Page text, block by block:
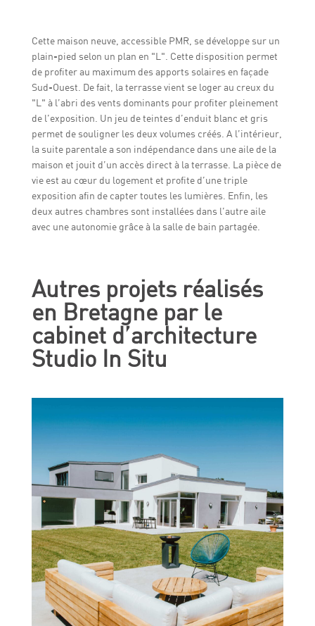
Cette maison neuve, accessible PMR, se développe sur un
plain-pied selon un plan en "L". Cette disposition permet
de profiter au maximum des apports solaires en façade
Sud-Ouest. De fait, la terrasse vient se loger au creux du
"L" à l’abri des vents dominants pour profiter pleinement
de l’exposition. Un jeu de teintes d’enduit blanc et gris
permet de souligner les deux volumes créés. A l’intérieur,
la suite parentale a son indépendance dans une aile de la
maison et jouit d’un accès direct à la terrasse. La pièce de
vie est au cœur du logement et profite d’une triple
exposition afin de capter toutes les lumières. Enfin, les
deux autres chambres sont installées dans l’autre aile
avec une autonomie grâce à la salle de bain partagée.
Autres projets réalisés
en Bretagne par le
cabinet d’architecture
Studio In Situ